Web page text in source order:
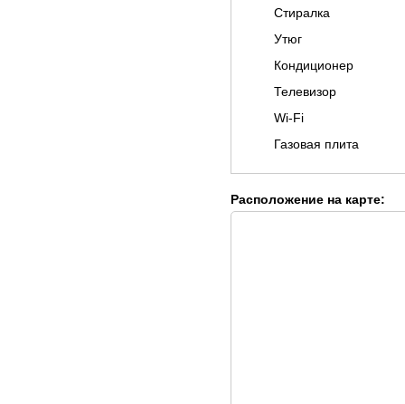
Стиралка
Утюг
Кондиционер
Телевизор
Wi-Fi
Газовая плита
Расположение на карте: